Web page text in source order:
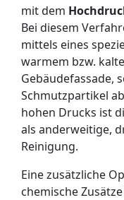
mit dem
Bei diesem
mittels eines
warmem bzw.
Gebäudefassade,
Schmutzpartikel
hohen Drucks ist
als anderweitige,
Reinigung.
Eine zusätzliche
chemische